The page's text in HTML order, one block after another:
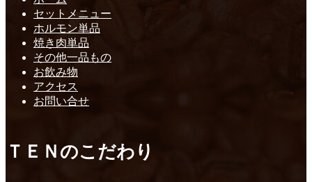
セットメニュー
ホルモン単品
焼き肉単品
その他一品もの
お飲み物
アクセス
お問い合せ
ＴＥＮのこだわり